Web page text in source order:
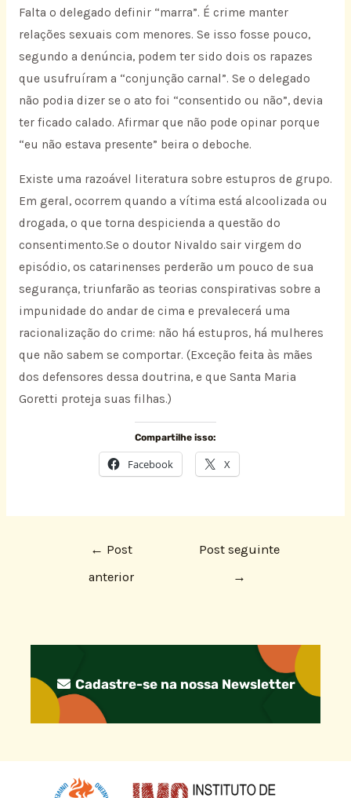
Falta o delegado definir “marra”. É crime manter
relações sexuais com menores. Se isso fosse pouco,
segundo a denúncia, podem ter sido dois os rapazes
que usufruíram a “conjunção carnal”. Se o delegado
não podia dizer se o ato foi “consentido ou não”, devia
ter ficado calado. Afirmar que não pode opinar porque
“eu não estava presente” beira o deboche.
Existe uma razoável literatura sobre estupros de grupo.
Em geral, ocorrem quando a vítima está alcoolizada ou
drogada, o que torna despicienda a questão do
consentimento.Se o doutor Nivaldo sair virgem do
episódio, os catarinenses perderão um pouco de sua
segurança, triunfarão as teorias conspirativas sobre a
impunidade do andar de cima e prevalecerá uma
racionalização do crime: não há estupros, há mulheres
que não sabem se comportar. (Exceção feita às mães
dos defensores dessa doutrina, e que Santa Maria
Goretti proteja suas filhas.)
Compartilhe isso:
Facebook X
← Post
anterior
Post seguinte
→
Cadastre-se na nossa Newsletter